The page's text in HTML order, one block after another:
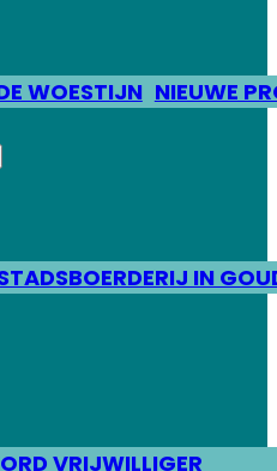
WOESTIJN NIEUWE
IN
VRIJWILLIGER